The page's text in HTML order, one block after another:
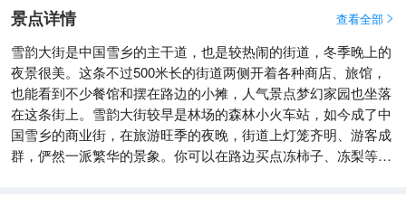
景点详情 查看全部 
雪韵大街是中国雪乡的主干道，也是较热闹的街道，冬季晚上的
夜景很美。这条不过500米长的街道两侧开着各种商店、旅馆，
也能看到不少餐馆和摆在路边的小摊，人气景点梦幻家园也坐落
在这条街上。雪韵大街较早是林场的森林小火车站，如今成了中
国雪乡的商业街，在旅游旺季的夜晚，街道上灯笼齐明、游客成
群，俨然一派繁华的景象。你可以在路边买点冻柿子、冻梨等小